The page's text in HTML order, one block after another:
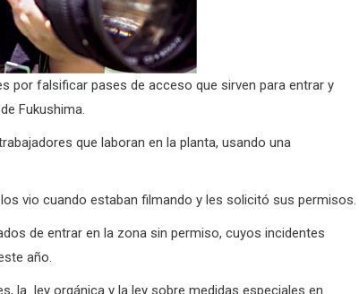
por falsificar pases de acceso que sirven para entrar y
Fukushima.
que laboran en la planta, usando una
vio cuando estaban filmando y les solicitó sus permisos.
​​de entrar en la zona sin permiso, cuyos incidentes
año.
la ley orgánica y la ley sobre medidas especiales en